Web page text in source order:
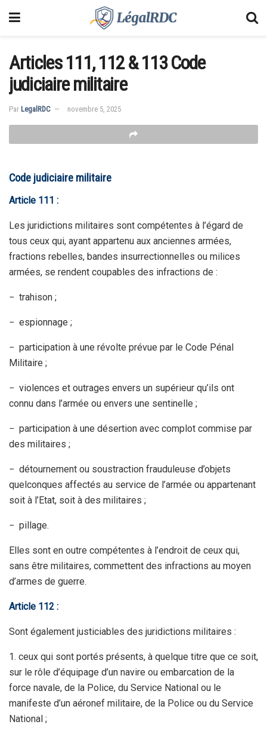
Articles 111, 112 & 113 Code
judiciaire militaire
Par LegalRDC novembre 5, 2025
Code judiciaire militaire
Article 111 :
Les juridictions militaires sont compétentes à l’égard de
tous ceux qui, ayant appartenu aux anciennes armées,
fractions rebelles, bandes insurrectionnelles ou milices
armées, se rendent coupables des infractions de :
− trahison ;
− espionnage ;
− participation à une révolte prévue par le Code Pénal
Militaire ;
− violences et outrages envers un supérieur qu’ils ont
connu dans l’armée ou envers une sentinelle ;
− participation à une désertion avec complot commise par
des militaires ;
− détournement ou soustraction frauduleuse d’objets
quelconques affectés au service de l’armée ou appartenant
soit à l’Etat, soit à des militaires ;
− pillage.
Elles sont en outre compétentes à l’endroit de ceux qui,
sans être militaires, commettent des infractions au moyen
d’armes de guerre.
Article 112 :
Sont également justiciables des juridictions militaires :
1. ceux qui sont portés présents, à quelque titre que ce soit,
sur le rôle d’équipage d’un navire ou embarcation de la
force navale, de la Police, du Service National ou le
manifeste d’un aéronef militaire, de la Police ou du Service
National ;